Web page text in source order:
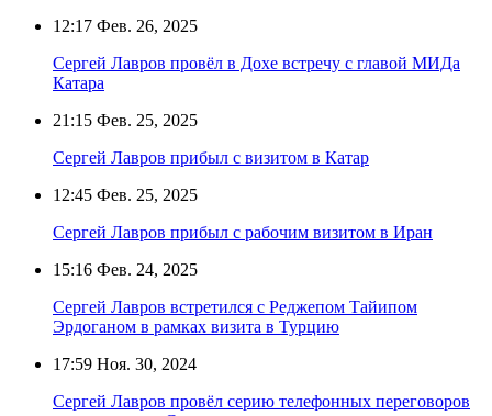
12:17 Фев. 26, 2025
Сергей Лавров провёл в Дохе встречу с главой МИДа
Катара
21:15 Фев. 25, 2025
Сергей Лавров прибыл с визитом в Катар
12:45 Фев. 25, 2025
Сергей Лавров прибыл с рабочим визитом в Иран
15:16 Фев. 24, 2025
Сергей Лавров встретился с Реджепом Тайипом
Эрдоганом в рамках визита в Турцию
17:59 Ноя. 30, 2024
Сергей Лавров провёл серию телефонных переговоров